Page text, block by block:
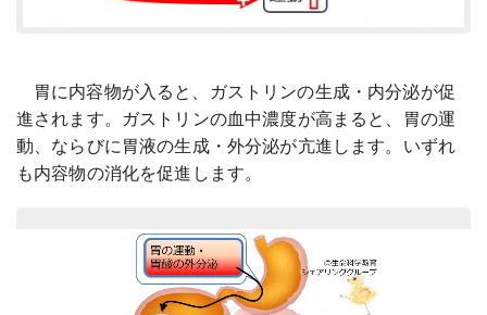
胃に内容物が入ると、ガストリンの生成・内分泌が促
進されます。ガストリンの血中濃度が高まると、胃の運
動、ならびに胃液の生成・外分泌が亢進します。いずれ
も内容物の消化を促進します。